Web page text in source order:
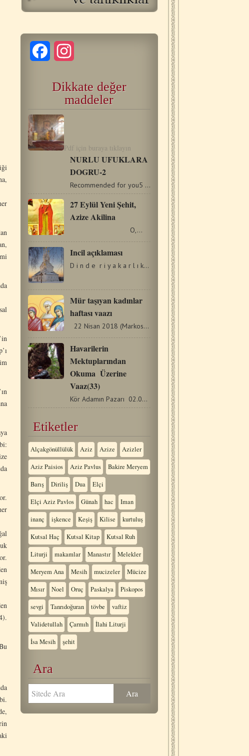
Facebook
Dikkate değer
maddeler
Pdf için buraya tıklayın
NURLU UFUKLARA
DOGRU-2
Recommended for you5 Temmuz Kutsal Dağ’ın Keşişi Aziz…
27 Eylül Yeni Şehit,
Azize Akilina
O,…
Incil açıklaması
D i n d e r i y a k a r l ı k v e s a f [...]
Mür taşıyan kadınlar
haftası vaazı
22 Nisan 2018 (Markos Kutsal İncili 15:43-47, 16:1-8)…
Havarilerin
Mektuplarından
Okuma Üzerine
Vaaz(33)
Kör Adamın Pazarı 02.06.2019 (Elçilerin işleri 16:16-34)…
Etiketler
Alçakgönüllülük Aziz Azize Azizler
Aziz Paisios Aziz Pavlus Bakire Meryem
Barış Diriliş Dua Elçi
Elçi Aziz Pavlos Günah hac Iman
inanç işkence Keşiş Kilise kurtuluş
Kutsal Haç Kutsal Kitap Kutsal Ruh
Liturji makamlar Manastır Melekler
Meryem Ana Mesih mucizeler Mücize
Mısır Noel Oruç Paskalya Piskopos
sevgi Tanrıdoğuran tövbe vaftiz
Validetullah Çarmıh İlahi Liturji
İsa Mesih şehit
Ara